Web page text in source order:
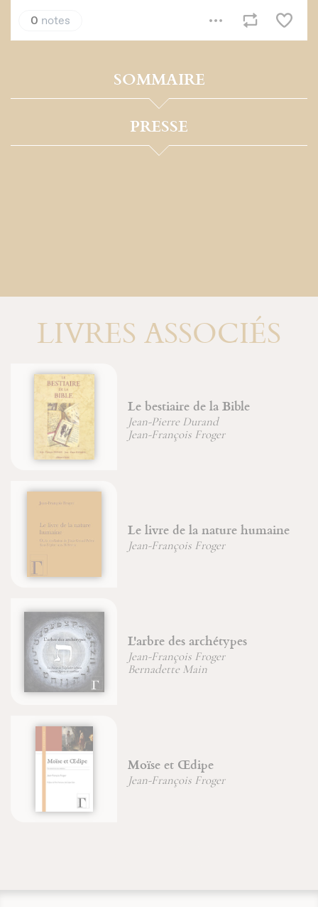
SOMMAIRE
PRESSE
LIVRES ASSOCIÉS
Énigme de la pensée
Jean-François Froger
Maximin, Sidoine et Lazare
dans la Tradition de Provence
Brigitte Morelle
D'un corps à l'autre
Père Jean-Claude Hanus
Bouddhisme
Marion Duvauchel